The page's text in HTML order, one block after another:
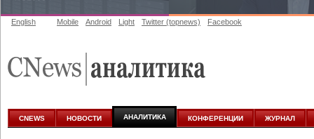
аналитике
English Mobile Android Light Twitter (topnews) Facebook
CNEWS НОВОСТИ АНАЛИТИКА КОНФЕРЕНЦИИ ЖУРНАЛ